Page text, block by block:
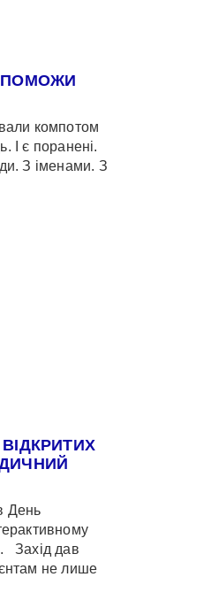
компотом
І є поранені.
З іменами. З
День
Захід дав
не лише